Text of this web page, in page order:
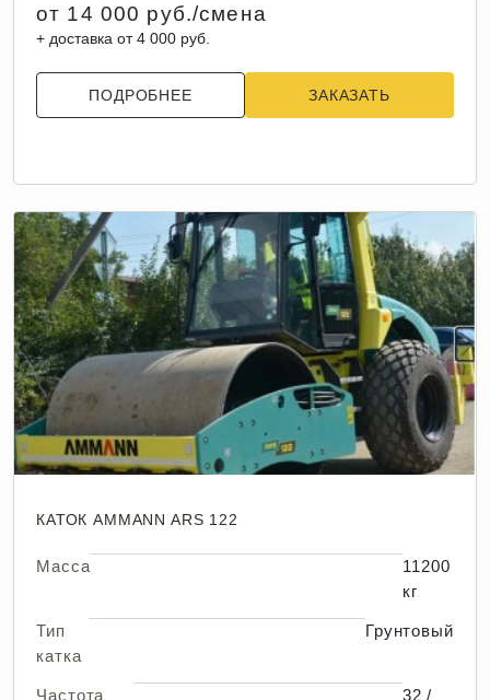
от 14 000 руб./смена
+ доставка от 4 000 руб.
ПОДРОБНЕЕ ЗАКАЗАТЬ
КАТОК AMMANN ARS 122
Масса
11200
кг
Тип
катка
Грунтовый
Частота
32 /